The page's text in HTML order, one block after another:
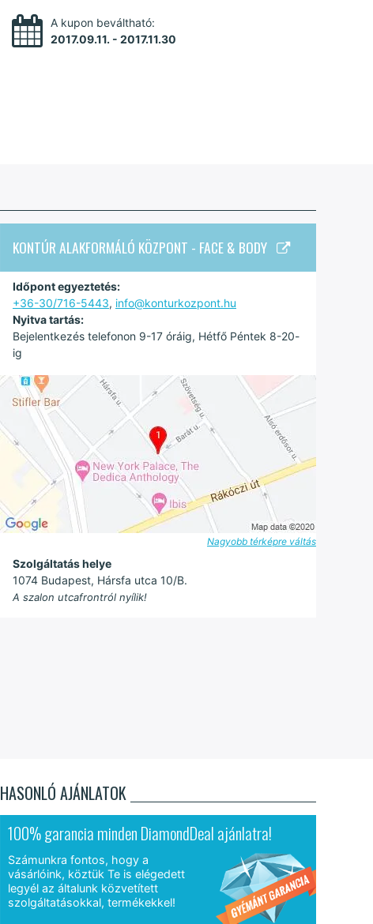
A kupon beváltható:
2017.09.11. - 2017.11.30
KONTÚR ALAKFORMÁLÓ KÖZPONT - FACE & BODY
Időpont egyeztetés:
+36-30/716-5443, info@konturkozpont.hu
Nyitva tartás:
Bejelentkezés telefonon 9-17 óráig, Hétfő Péntek 8-20-
ig
Nagyobb térképre váltás
Szolgáltatás helye
1074 Budapest, Hársfa utca 10/B.
A szalon utcafrontról nyílik!
HASONLÓ AJÁNLATOK
100% garancia minden DiamondDeal ajánlatra!
Számunkra fontos, hogy a
vásárlóink, köztük Te is elégedett
legyél az általunk közvetített
szolgáltatásokkal, termékekkel!